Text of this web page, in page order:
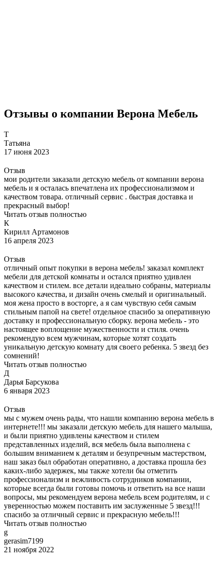
Отзывы о компании Верона Мебель
Т
Татьяна
17 июня 2023
Отзыв
мои родители заказали детскую мебель от компании верона
мебель и я осталась впечатлена их профессионализмом и
качеством товара. отличный сервис . быстрая доставка и
прекрасный выбор!
Читать отзыв полностью
К
Кирилл Артамонов
16 апреля 2023
Отзыв
отличный опыт покупки в верона мебель! заказал комплект
мебели для детской комнаты и остался приятно удивлен
качеством и стилем. все детали идеально собраны, материалы
высокого качества, и дизайн очень смелый и оригинальный.
моя жена просто в восторге, а я сам чувствую себя самым
стильным папой на свете! отдельное спасибо за оперативную
доставку и профессиональную сборку. верона мебель - это
настоящее воплощение мужественности и стиля. очень
рекомендую всем мужчинам, которые хотят создать
уникальную детскую комнату для своего ребенка. 5 звезд без
сомнений!
Читать отзыв полностью
Д
Дарья Барсукова
6 января 2023
Отзыв
мы с мужем очень рады, что нашли компанию верона мебель в
интернете!!! мы заказали детскую мебель для нашего малыша,
и были приятно удивлены качеством и стилем
представленных изделий, вся мебель была выполнена с
большим вниманием к деталям и безупречным мастерством,
наш заказ был обработан оперативно, а доставка прошла без
каких-либо задержек, мы также хотели бы отметить
профессионализм и вежливость сотрудников компании,
которые всегда были готовы помочь и ответить на все наши
вопросы, мы рекомендуем верона мебель всем родителям, и с
уверенностью можем поставить им заслуженные 5 звезд!!!
спасибо за отличный сервис и прекрасную мебель!!!
Читать отзыв полностью
g
gerasim7199
21 ноября 2022